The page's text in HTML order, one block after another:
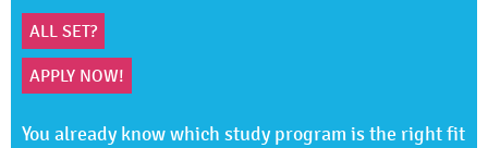
ALL SET?
APPLY NOW!
You already know which study program is the right fit